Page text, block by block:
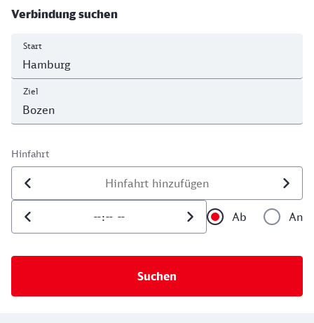
Verbindung suchen
Start
Ziel
Hinfahrt
Datum der Hinfahrt
Uhrzeit der Hinfahrt
Ab
An